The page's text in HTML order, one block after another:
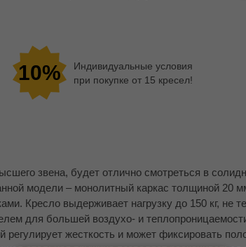
10%
Индивидуальные условия
при покупке от 15 кресел!
звена, будет отлично смотреться в
модели – монолитный каркас толщиной 20
Кресло выдерживает нагрузку до 150 кг, не
для большей воздухо- и
жесткость и может фиксировать